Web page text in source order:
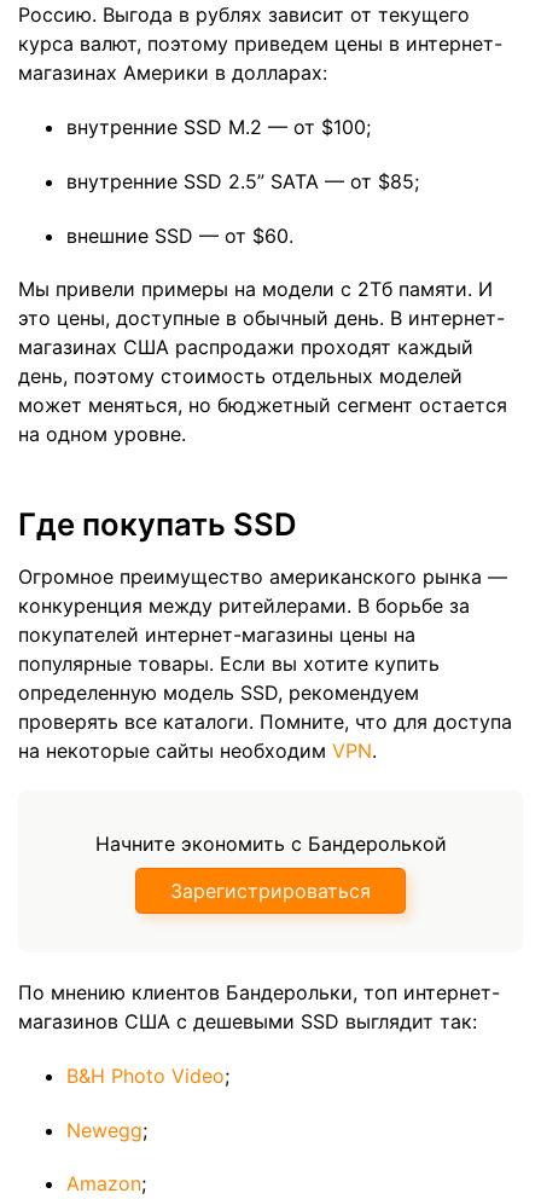
Россию. Выгода в рублях зависит от текущего
курса валют, поэтому приведем цены в интернет-
магазинах Америки в долларах:
внутренние SSD M.2 — от $100;
внутренние SSD 2.5” SATA — от $85;
внешние SSD — от $60.
Мы привели примеры на модели с 2Тб памяти. И
это цены, доступные в обычный день. В интернет-
магазинах США распродажи проходят каждый
день, поэтому стоимость отдельных моделей
может меняться, но бюджетный сегмент остается
на одном уровне.
Где покупать SSD
Огромное преимущество американского рынка —
конкуренция между ритейлерами. В борьбе за
покупателей интернет-магазины цены на
популярные товары. Если вы хотите купить
определенную модель SSD, рекомендуем
проверять все каталоги. Помните, что для доступа
на некоторые сайты необходим VPN.
Начните экономить с Бандеролькой
Зарегистрироваться
По мнению клиентов Бандерольки, топ интернет-
магазинов США с дешевыми SSD выглядит так:
B&H Photo Video;
Newegg;
Amazon;